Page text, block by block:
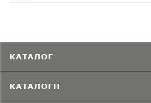
КАТАЛОГ
КАТАЛОГИ